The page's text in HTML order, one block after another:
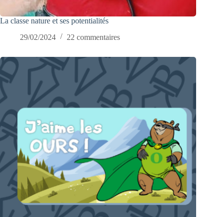
La classe nature et ses potentialités
29/02/2024
22 commentaires